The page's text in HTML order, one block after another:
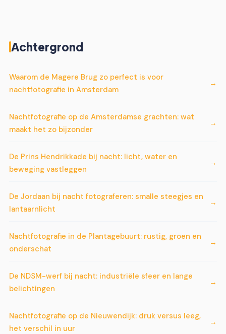
Achtergrond
Waarom de Magere Brug zo perfect is voor
nachtfotografie in Amsterdam
Nachtfotografie op de Amsterdamse grachten: wat
maakt het zo bijzonder
De Prins Hendrikkade bij nacht: licht, water en
beweging vastleggen
De Jordaan bij nacht fotograferen: smalle steegjes en
lantaarnlicht
Nachtfotografie in de Plantagebuurt: rustig, groen en
onderschat
De NDSM-werf bij nacht: industriële sfeer en lange
belichtingen
Nachtfotografie op de Nieuwendijk: druk versus leeg,
het verschil in uur